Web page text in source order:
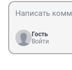
Гость
Войти